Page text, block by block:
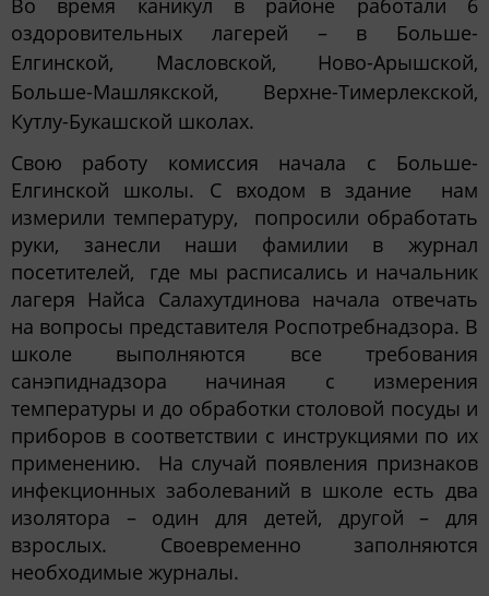
Во время каникул в районе работали 6
оздоровительных лагерей – в Больше-
Елгинской, Масловской, Ново-Арышской,
Больше-Машлякской, Верхне-Тимерлекской,
Кутлу-Букашской школах.
Свою работу комиссия начала с Больше-
Елгинской школы. С входом в здание нам
измерили температуру, попросили обработать
руки, занесли наши фамилии в журнал
посетителей, где мы расписались и начальник
лагеря Найса Салахутдинова начала отвечать
на вопросы представителя Роспотребнадзора. В
школе выполняются все требования
санэпиднадзора начиная с измерения
температуры и до обработки столовой посуды и
приборов в соответствии с инструкциями по их
применению. На случай появления признаков
инфекционных заболеваний в школе есть два
изолятора – один для детей, другой – для
взрослых. Своевременно заполняются
необходимые журналы.